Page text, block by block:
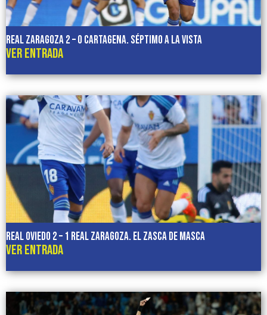
REAL ZARAGOZA 2 – 0 CARTAGENA. Séptimo a la vista
VER ENTRADA
REAL OVIEDO 2 – 1 REAL ZARAGOZA. El zasca de Masca
VER ENTRADA